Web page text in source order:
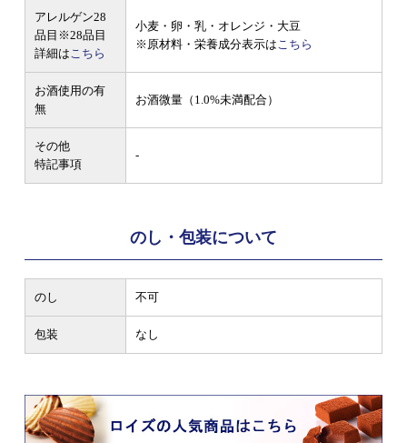
アレルゲン28
品目 ※28品目
詳細はこちら
小麦・卵・乳・オレンジ・大豆
※原材料・栄養成分表示はこちら
お酒使用の有
無
お酒微量（1.0%未満配合）
その他
特記事項
-
のし・包装について
のし 不可
包装 なし